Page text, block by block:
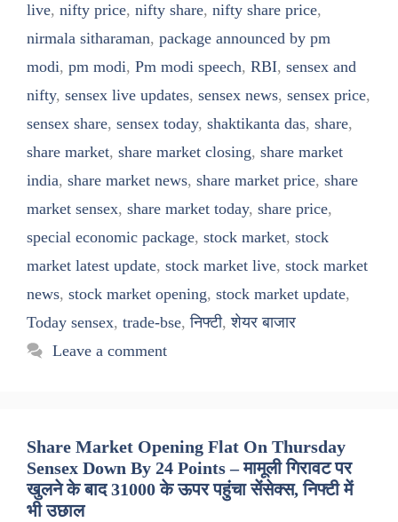
live, nifty price, nifty share, nifty share price,
nirmala sitharaman, package announced by pm
modi, pm modi, Pm modi speech, RBI, sensex and
nifty, sensex live updates, sensex news, sensex price,
sensex share, sensex today, shaktikanta das, share,
share market, share market closing, share market
india, share market news, share market price, share
market sensex, share market today, share price,
special economic package, stock market, stock
market latest update, stock market live, stock market
news, stock market opening, stock market update,
Today sensex, trade-bse,निफ्टी,शेयर बाजार
Leave a comment
Share Market Opening Flat On Thursday
Sensex Down By 24 Points – मामूली गिरावट पर
खुलने के बाद 31000 के ऊपर पहुंचा सेंसेक्स, निफ्टी में
भी उछाल